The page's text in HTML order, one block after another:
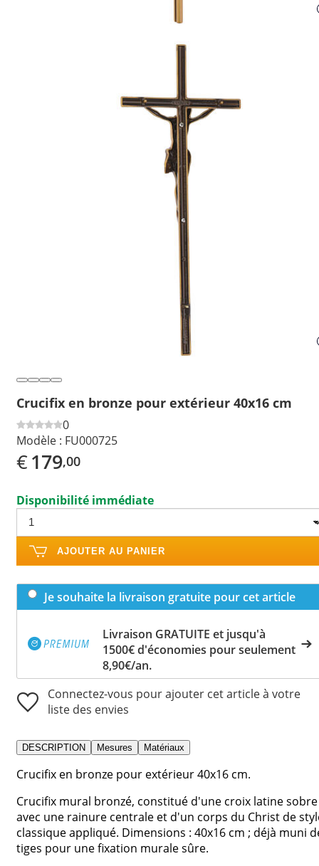
Crucifix en bronze pour extérieur 40x16 cm
0
Modèle : FU000725
€179,00
Disponibilité immédiate
AJOUTER AU PANIER
Je souhaite la livraison gratuite pour cet article
Livraison GRATUITE et jusqu'à
1500€ d'économies pour seulement
8,90€/an.
Connectez-vous pour ajouter cet article à votre
liste des envies
DESCRIPTION Mesures Matériaux
Crucifix en bronze pour extérieur 40x16 cm.
Crucifix mural bronzé, constitué d'une croix latine sobre
avec une rainure centrale et d'un corps du Christ de
classique appliqué. Dimensions : 40x16 cm ; déjà muni
tiges pour une fixation murale sûre.